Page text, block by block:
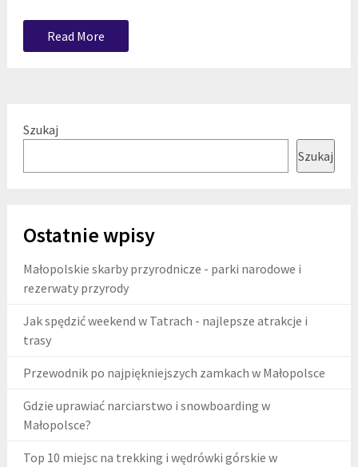
Read More
Szukaj
Szukaj
Ostatnie wpisy
Małopolskie skarby przyrodnicze - parki narodowe i
rezerwaty przyrody
Jak spędzić weekend w Tatrach - najlepsze atrakcje i
trasy
Przewodnik po najpiękniejszych zamkach w Małopolsce
Gdzie uprawiać narciarstwo i snowboarding w
Małopolsce?
Top 10 miejsc na trekking i wędrówki górskie w